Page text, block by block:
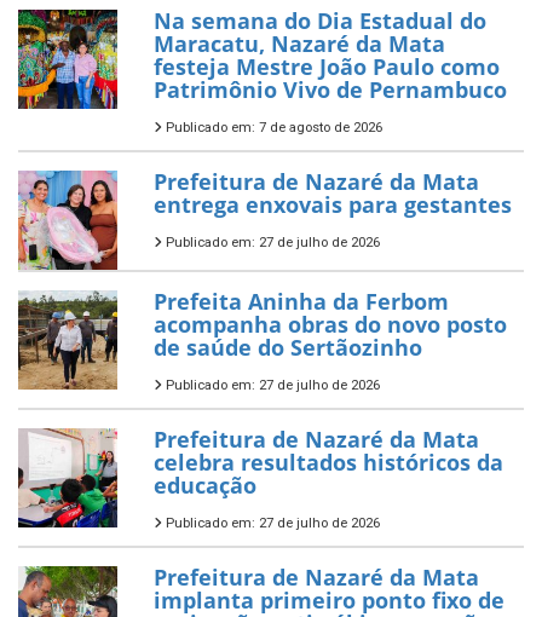
Na semana do Dia Estadual do
Maracatu, Nazaré da Mata
festeja Mestre João Paulo como
Patrimônio Vivo de Pernambuco
Publicado em: 7 de agosto de 2026
Prefeitura de Nazaré da Mata
entrega enxovais para gestantes
Publicado em: 27 de julho de 2026
Prefeita Aninha da Ferbom
acompanha obras do novo posto
de saúde do Sertãozinho
Publicado em: 27 de julho de 2026
Prefeitura de Nazaré da Mata
celebra resultados históricos da
educação
Publicado em: 27 de julho de 2026
Prefeitura de Nazaré da Mata
implanta primeiro ponto fixo de